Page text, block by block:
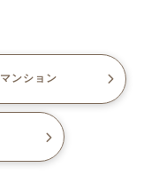
マンション